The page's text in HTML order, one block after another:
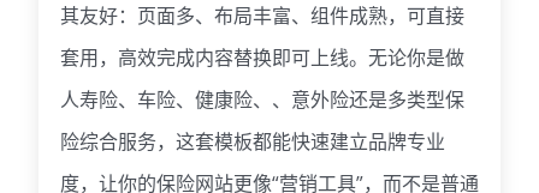
其友好：页面多、布局丰富、组件成熟，可直接
套用，高效完成内容替换即可上线。无论你是做
人寿险、车险、健康险、、意外险还是多类型保
险综合服务，这套模板都能快速建立品牌专业
度，让你的保险网站更像“营销工具”，而不是普通